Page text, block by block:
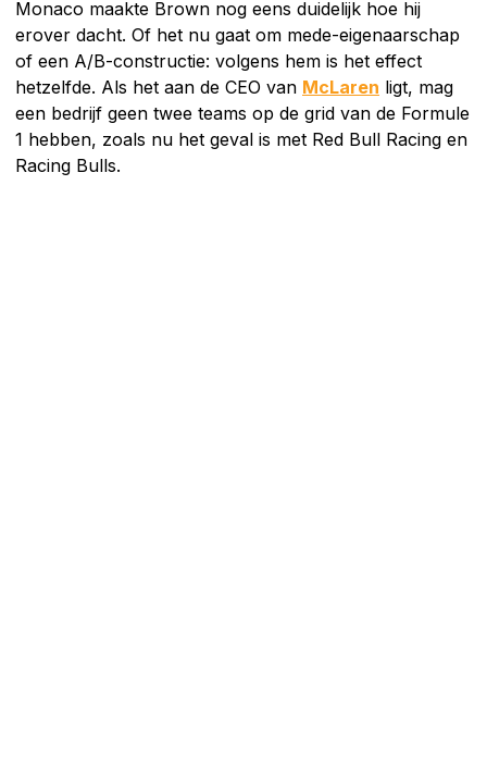
Monaco maakte Brown nog eens duidelijk hoe hij
erover dacht. Of het nu gaat om mede-eigenaarschap
of een A/B-constructie: volgens hem is het effect
hetzelfde. Als het aan de CEO van McLaren ligt, mag
een bedrijf geen twee teams op de grid van de Formule
1 hebben, zoals nu het geval is met Red Bull Racing en
Racing Bulls.